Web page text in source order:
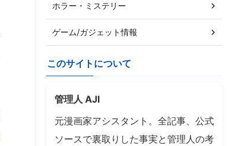
ホラー・ミステリー
ゲーム/ガジェット情報
このサイトについて
管理人 AJI
元漫画家アシスタント。全記事、公式
ソースで裏取りした事実と管理人の考